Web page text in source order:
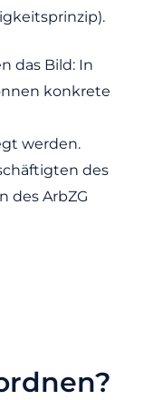
das Bild: In
konkrete
werden.
des
des ArbZG